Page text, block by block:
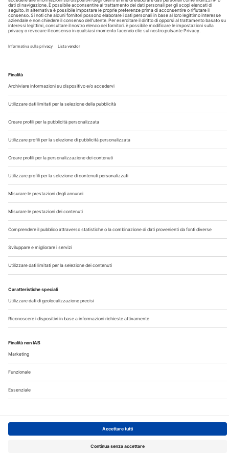
Chi Siamo
Contatti
Note Legali
Privacy
©2026 Edra S.p.a | www.edraspa.it | P.iva 08056040960
| Tel. 02/881841 | Sede legale: Viale Enrico Forlanini 21 -
5/05/2022